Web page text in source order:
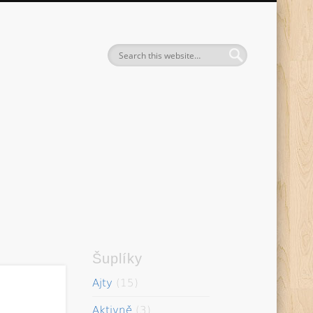
Šuplíky
Ajty (15)
Aktivně (3)